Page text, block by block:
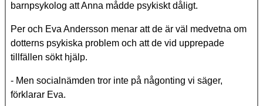
barnpsykolog att Anna mådde psykiskt dåligt.
Per och Eva Andersson menar att de är väl medvetna om
dotterns psykiska problem och att de vid upprepade
tillfällen sökt hjälp.
- Men socialnämden tror inte på någonting vi säger,
förklarar Eva.